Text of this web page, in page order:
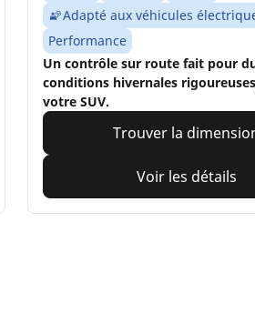
Adapté aux véhicules
Performance
Un contrôle sur route fait pour
conditions hivernales
votre SUV.
Trouver la
Voir les détails